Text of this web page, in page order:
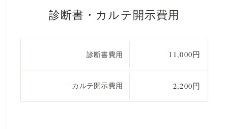
診断書・カルテ開示費用
診断書費用 11,000円
カルテ開示費用 2,200円